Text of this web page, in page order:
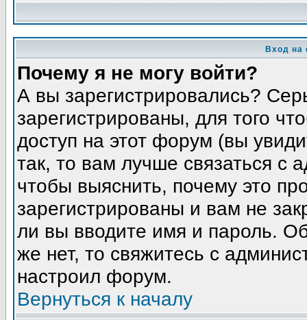
Вход на
Почему я не могу войти?
А вы зарегистрировались?
зарегистрированы, для того
доступ на этот форум (вы
так, то вам лучше связаться с
чтобы выяснить, почему это
зарегистрированы и вам не
ли вы вводите имя и пароль.
же нет, то свяжитесь с
настроил форум.
Вернуться к началу